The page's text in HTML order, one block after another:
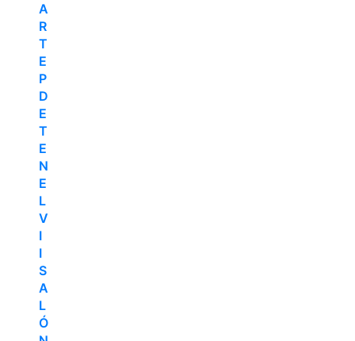
A
R
T
E
P
D
E
T
E
N
E
L
V
I
I
S
A
L
Ó